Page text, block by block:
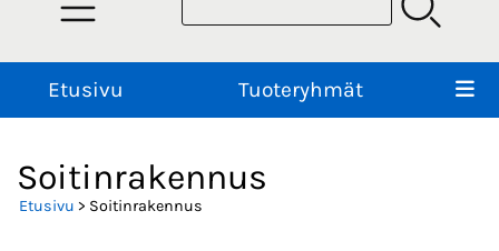
Etusivu Tuoteryhmät
Soitinrakennus
Etusivu > Soitinrakennus